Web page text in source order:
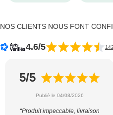
NOS CLIENTS NOUS FONT
4.6/5
5/5
Publié le 04/08/2026
“Produit impeccable, livraison